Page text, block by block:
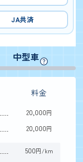
JA共済
中型車
料金
20,000円
20,000円
500円/km